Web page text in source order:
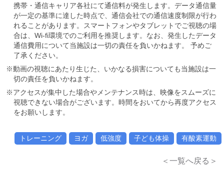
携帯・通信キャリア各社にて通信料が発生します。データ通信量
が一定の基準に達した時点で、通信会社での通信速度制限が行わ
れることがあります。スマートフォンやタブレットでご視聴の場
合は、Wi-fi環境でのご利用を推奨します。なお、発生したデータ
通信費用について当施設は一切の責任を負いかねます。 予めご
了承ください。
※動画の視聴にあたり生じた、いかなる損害についても当施設は一
切の責任を負いかねます。
※アクセスが集中した場合やメンテナンス時は、映像をスムーズに
視聴できない場合がございます。時間をおいてから再度アクセス
をお願いします。
トレーニング ヨガ 低強度 子ども体操 有酸素運動
＜一覧へ戻る＞